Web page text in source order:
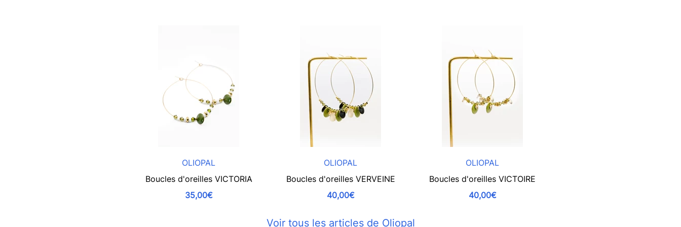
OLIOPAL
Boucles d'oreilles VICTORIA
35,00€
OLIOPAL
Boucles d'oreilles VERVEINE
40,00€
OLIOPAL
Boucles d'oreilles VICTOIRE
40,00€
Voir tous les articles de Oliopal